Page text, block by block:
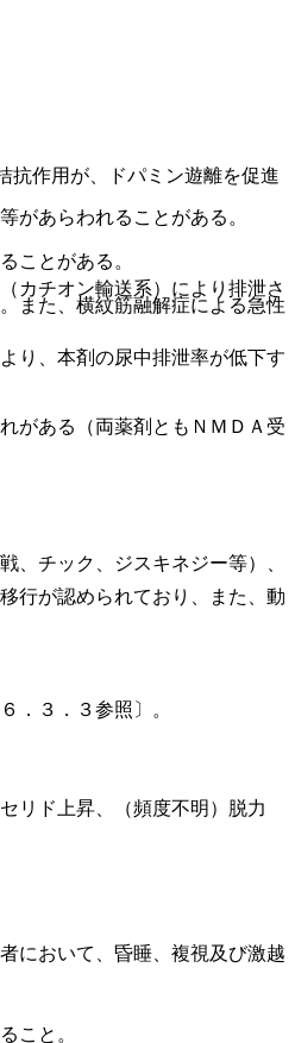
抗作用が、ドパミン遊離を促進
カチオン輸送系）により排泄さ
り、本剤の尿中排泄率が低下す
がある（両薬剤ともＮＭＤＡ受
行が認められており、また、動
．３．３参照〕。
において、昏睡、複視及び激越
があらわれることがある。
ことがある。
また、横紋筋融解症による急性
チック、ジスキネジー等）、
リド上昇、（頻度不明）脱力
こと。